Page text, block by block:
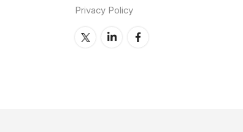
Privacy Policy